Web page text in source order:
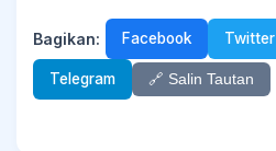
Bagikan: Facebook Twitter
Telegram 🔗 Salin Tautan